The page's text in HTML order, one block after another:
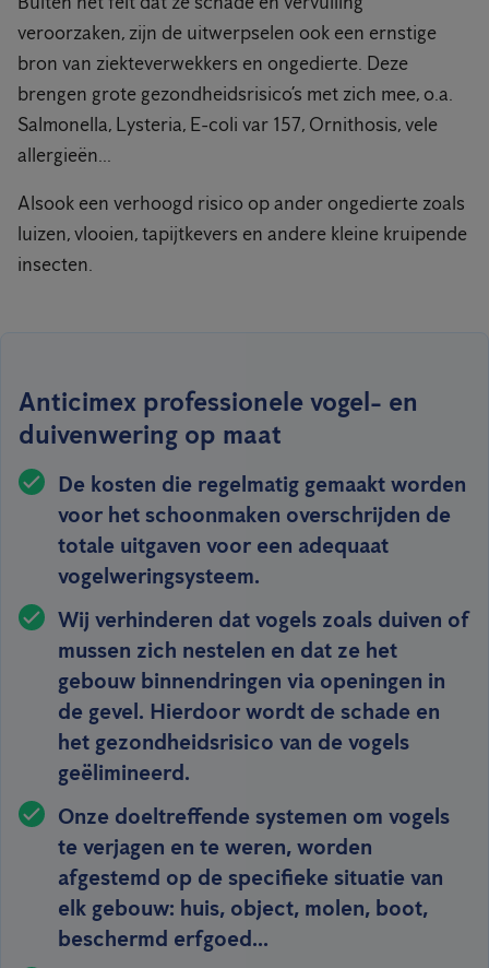
veroorzaken, zijn de uitwerpselen ook een ernstige
bron van ziekteverwekkers en ongedierte. Deze
brengen grote gezondheidsrisico’s met zich mee, o.a.
Salmonella, Lysteria, E-coli var 157, Ornithosis, vele
allergieën...
Alsook een verhoogd risico op ander ongedierte zoals
luizen, vlooien, tapijtkevers en andere kleine kruipende
insecten.
Anticimex professionele vogel- en
duivenwering op maat
De kosten die regelmatig gemaakt worden
voor het schoonmaken overschrijden de
totale uitgaven voor een adequaat
vogelweringsysteem.
Wij verhinderen dat vogels zoals duiven of
mussen zich nestelen en dat ze het
gebouw binnendringen via openingen in
de gevel. Hierdoor wordt de schade en
het gezondheidsrisico van de vogels
geëlimineerd.
Onze doeltreffende systemen om vogels
te verjagen en te weren, worden
afgestemd op de specifieke situatie van
elk gebouw: huis, object, molen, boot,
beschermd erfgoed...